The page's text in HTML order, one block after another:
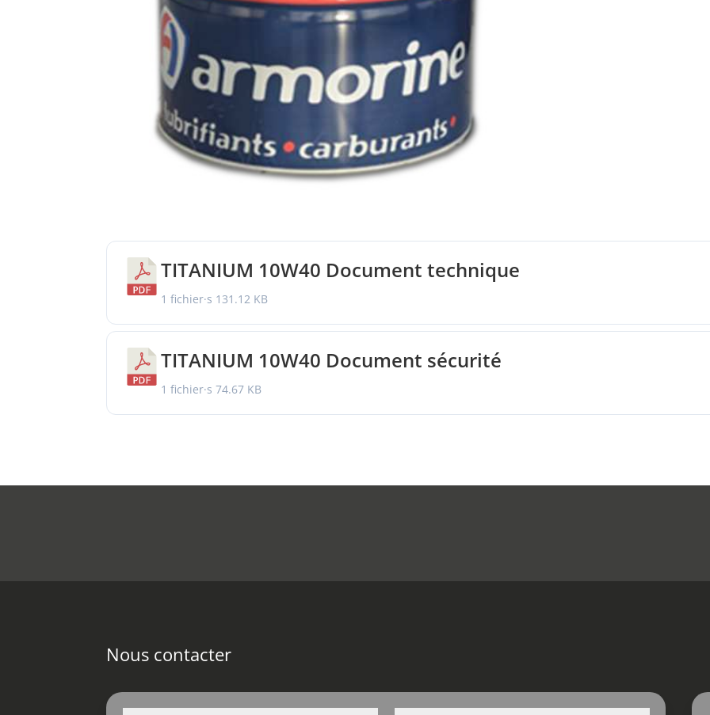
TITANIUM 10W40 Document technique
1 fichier·s 131.12 KB
TITANIUM 10W40 Document sécurité
1 fichier·s74.67 KB
Nous contacter